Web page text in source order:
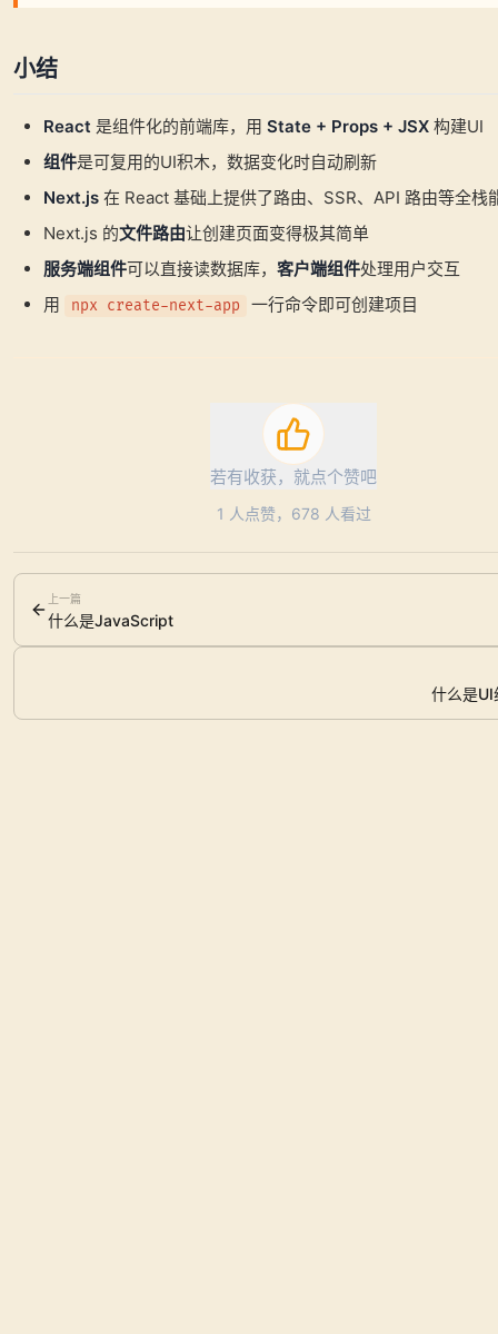
小结
React 是组件化的前端库，用 State + Props + JSX 构建UI
组件是可复用的UI积木，数据变化时自动刷新
Next.js 在 React 基础上提供了路由、SSR、API 路由等全栈
Next.js 的文件路由让创建页面变得极其简单
服务端组件可以直接读数据库， 客户端组件处理用户交互
用
npx create-next-app 一行命令即可创建项目
若有收获，就点个赞吧
1 人点赞， 678 人看过
上一篇
什么是JavaScript
什么是UI